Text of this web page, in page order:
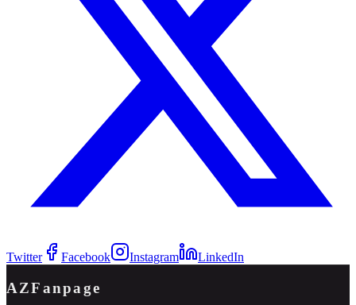
Twitter Facebook Instagram LinkedIn
AZFanpage